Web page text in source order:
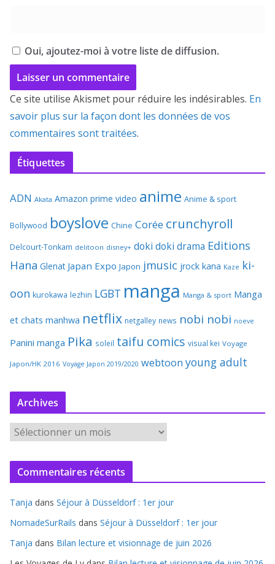
Oui, ajoutez-moi à votre liste de diffusion.
Ce site utilise Akismet pour réduire les indésirables. En
savoir plus sur la façon dont les données de vos
commentaires sont traitées.
Étiquettes
ADN Akata Amazon prime video anime Anime & sport
Bollywood boyslove Chine Corée crunchyroll
Delcourt-Tonkam delitoon disney+ doki doki drama Editions
Hana Glenat Japan Expo Japon jmusic jrock kana Kaze ki-
oon kurokawa lezhin LGBT manga Manga & sport Manga
et chats manhwa netflix netgalley news nobi nobi noeve
Panini manga Pika soleil taifu comics visual kei Voyage
Japon/HK 2016 Voyage Japon 2019/2020 webtoon young adult
Archives
r
c
v
e
Commentaires récents
Tanja dans Séjour à Düsseldorf : 1er jour
NomadeSurRails dans Séjour à Düsseldorf : 1er jour
Tanja dans Bilan lecture et visionnage de juin 2026